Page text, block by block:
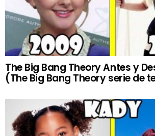
The Big Bang Theory Antes y
(The Big Bang Theory serie de